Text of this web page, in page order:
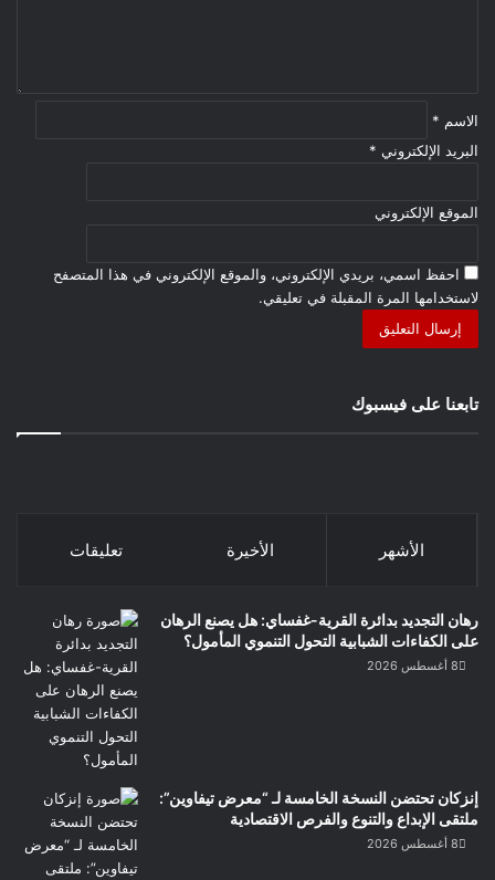
الاسم *
البريد الإلكتروني *
الموقع الإلكتروني
احفظ اسمي، بريدي الإلكتروني، والموقع الإلكتروني في هذا المتصفح
لاستخدامها المرة المقبلة في تعليقي.
تابعنا على فيسبوك
الأشهر الأخيرة تعليقات
رهان التجديد بدائرة القرية-غفساي: هل يصنع الرهان
على الكفاءات الشبابية التحول التنموي المأمول؟
8 أغسطس 2026
إنزكان تحتضن النسخة الخامسة لـ “معرض تيفاوين”:
ملتقى الإبداع والتنوع والفرص الاقتصادية
8 أغسطس 2026